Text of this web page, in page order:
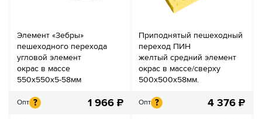
Элемент «Зебры»
пешеходного перехода
угловой элемент
окрас в массе
550х550х5-58мм
Опт ? 1 966 ₽
Приподнятый пешеходный
переход ПИН
желтый средний элемент
окрас в массе/сверху
500х500х58мм.
Опт ? 4 376 ₽